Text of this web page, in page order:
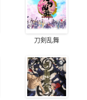
刀剣乱舞